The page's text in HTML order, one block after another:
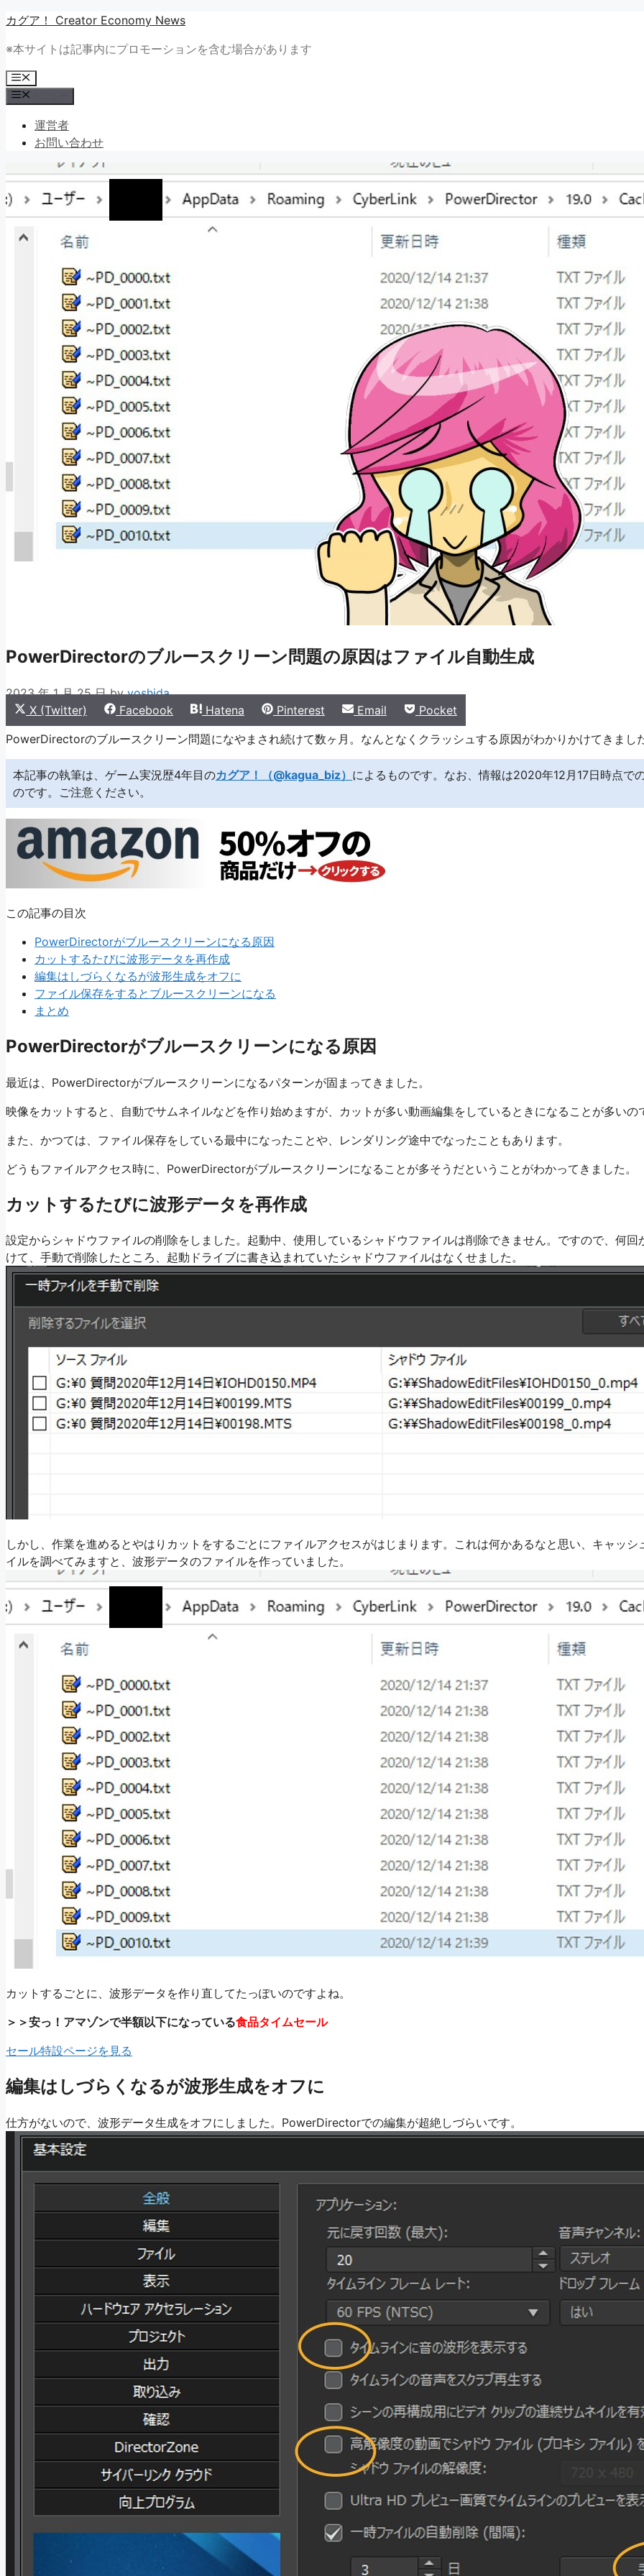
コ
テ
ン
ツ
へ
プ
カグア！ Creator Economy News
※本サイトは記事内にプロモーションを含む場合があります
メ
ニ
ュ
運営者
お問い合わせ
PowerDirectorのブルースクリーン問題の原因はファイル自動生成
2023 年 1 月 25 日 byyoshida
Share
on
X (Twitter)
Share
on
Facebook
Share
on
Hatena
Share
on
Pinterest
Share
on
Email
Share
on
Pocket
PowerDirectorのブルースクリーン問題になやまされ続けて数ヶ月。なんとなくクラッシュする原因がわかりかけてきまし
本記事の執筆は、ゲーム実況歴4年目のカグア！（@kagua_biz） によるものです。なお、情報は2020年12月17日時点で
のです。ご注意ください。
この記事の目次
PowerDirectorがブルースクリーンになる原因
カットするたびに波形データを再作成
編集はしづらくなるが波形生成をオフに
ファイル保存をするとブルースクリーンになる
まとめ
PowerDirectorがブルースクリーンになる原因
最近は、PowerDirectorがブルースクリーンになるパターンが固まってきました。
映像をカットすると、自動でサムネイルなどを作り始めますが、カットが多い動画編集をしているときになることが多いの
また、かつては、ファイル保存をしている最中になったことや、レンダリング途中でなったこともあります。
どうもファイルアクセス時に、PowerDirectorがブルースクリーンになることが多そうだということがわかってきました。
カットするたびに波形データを再作成
設定からシャドウファイルの削除をしました。起動中、使用しているシャドウファイルは削除できません。ですので、何回
けて、手動で削除したところ、起動ドライブに書き込まれていたシャドウファイルはなくせました。
しかし、作業を進めるとやはりカットをするごとにファイルアクセスがはじまります。これは何かあるなと思い、キャッシ
イルを調べてみますと、波形データのファイルを作っていました。
カットするごとに、波形データを作り直してたっぽいのですよね。
＞＞安っ！アマゾンで半額以下になっている食品タイムセール
セール特設ページを見る
編集はしづらくなるが波形生成をオフに
仕方がないので、波形データ生成をオフにしました。PowerDirectorでの編集が超絶しづらいです。